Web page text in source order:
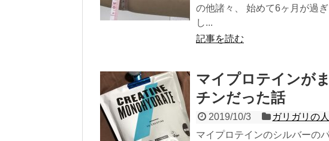
の他諸々、 始めて6ヶ月が過
し...
記事を読む
マイプロテインが
チンだった話
2019/10/3
ガリガリの
マイプロテインのシルバーの